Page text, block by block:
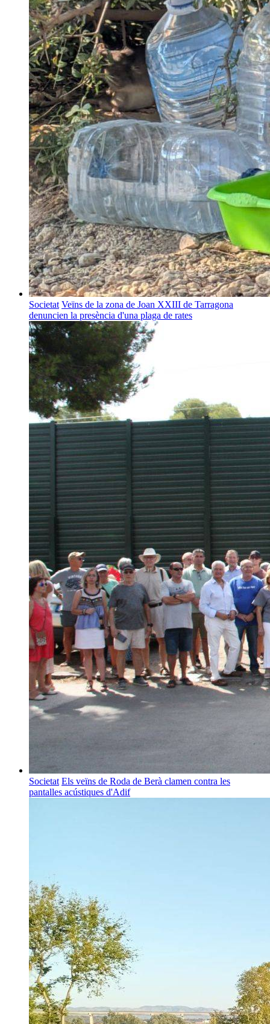
Societat Veïns de la zona de Joan XXIII de Tarragona
denuncien la presència d'una plaga de rates
Societat Els veïns de Roda de Berà clamen contra les
pantalles acústiques d'Adif